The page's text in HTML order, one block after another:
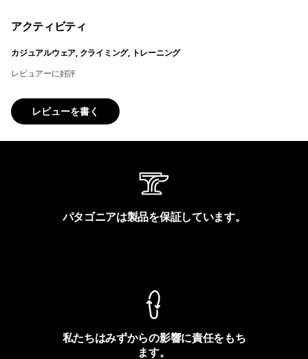
アクティビティ
カジュアルウェア, クライミング, トレーニング
レビュアーに好評
レビューを書く
パタゴニアは製品を保証しています。
私たちはみずからの影響に責任をもち
ます。